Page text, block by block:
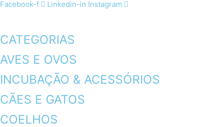
Facebook-f Linkedin-in Instagram
CATEGORIAS
AVES E OVOS
INCUBAÇÃO & ACESSÓRIOS
CÃES E GATOS
COELHOS